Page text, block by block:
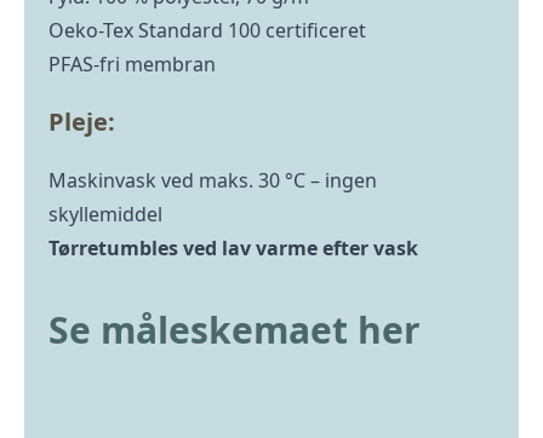
Oeko-Tex Standard 100 certificeret
PFAS-fri membran
Pleje:
Maskinvask ved maks. 30 °C – ingen
skyllemiddel
Tørretumbles ved lav varme efter vask
Se måleskemaet her